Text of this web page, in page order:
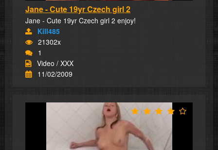
Jane - Cute 19yr Czech girl 2
Jane - Cute 19yr Czech girl 2 enjoy!
Kill485
21302x
1
Video / XXX
11/02/2009